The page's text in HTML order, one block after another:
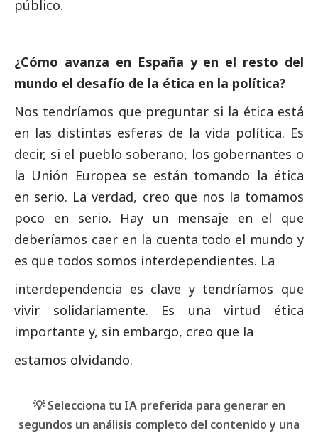
público.
¿Cómo avanza en España y en el resto del
mundo el desafío de la ética en la política?
Nos tendríamos que preguntar si la ética está
en las distintas esferas de la vida política. Es
decir, si el pueblo soberano, los gobernantes o
la Unión Europea se están tomando la ética
en serio. La verdad, creo que nos la tomamos
poco en serio. Hay un mensaje en el que
deberíamos caer en la cuenta todo el mundo y
es que todos somos interdependientes. La
interdependencia es clave y tendríamos que
vivir solidariamente. Es una virtud ética
importante y, sin embargo, creo que la
estamos olvidando.
💡 Selecciona tu IA preferida para generar en
segundos un análisis completo del contenido y una